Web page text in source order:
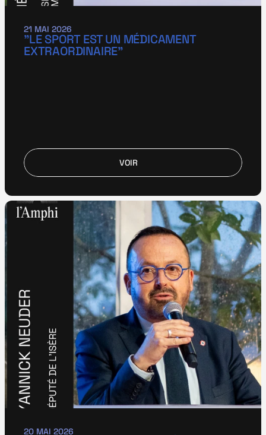
21 MAI 2026
"LE SPORT EST UN MÉDICAMENT
EXTRAORDINAIRE"
VOIR
20 MAI 2026